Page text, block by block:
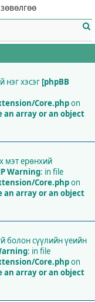
а
хэсэг [phpBB
Core.phpon
an array or an object
мэт ерөнхий
Warning: in file
Core.phpon
an array or an object
болон сүүлийн үеийн
: in file
Core.phpon
an array or an object